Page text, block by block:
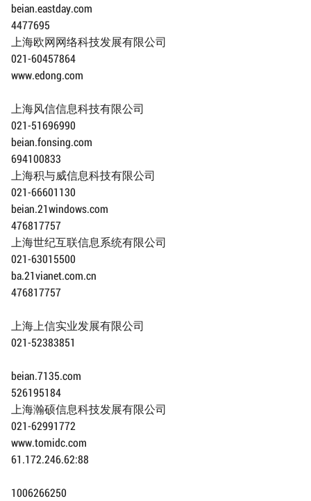
beian.eastday.com
4477695
上海欧网网络科技发展有限公司
021-60457864
www.edong.com
上海风信信息科技有限公司
021-51696990
beian.fonsing.com
694100833
上海积与威信息科技有限公司
021-66601130
beian.21windows.com
476817757
上海世纪互联信息系统有限公司
021-63015500
ba.21vianet.com.cn
476817757
上海上信实业发展有限公司
021-52383851
beian.7135.com
526195184
上海瀚硕信息科技发展有限公司
021-62991772
www.tomidc.com
61.172.246.62:88
1006266250